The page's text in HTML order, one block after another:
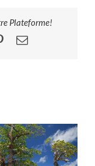
Plateforme!
Pinterest
Email